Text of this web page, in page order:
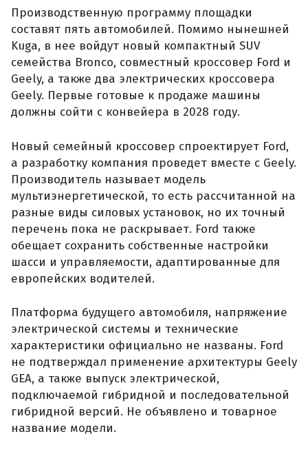
Производственную программу площадки
составят пять автомобилей. Помимо нынешней
Kuga, в нее войдут новый компактный SUV
семейства Bronco, совместный кроссовер Ford и
Geely, а также два электрических кроссовера
Geely. Первые готовые к продаже машины
должны сойти с конвейера в 2028 году.
Новый семейный кроссовер спроектирует Ford,
а разработку компания проведет вместе с Geely.
Производитель называет модель
мультиэнергетической, то есть рассчитанной на
разные виды силовых установок, но их точный
перечень пока не раскрывает. Ford также
обещает сохранить собственные настройки
шасси и управляемости, адаптированные для
европейских водителей.
Платформа будущего автомобиля, напряжение
электрической системы и технические
характеристики официально не названы. Ford
не подтверждал применение архитектуры Geely
GEA, а также выпуск электрической,
подключаемой гибридной и последовательной
гибридной версий. Не объявлено и товарное
название модели.